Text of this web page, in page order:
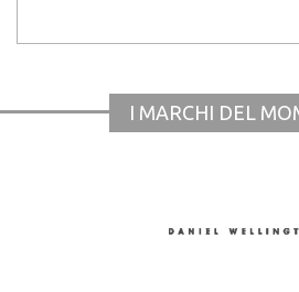
I MARCHI DEL